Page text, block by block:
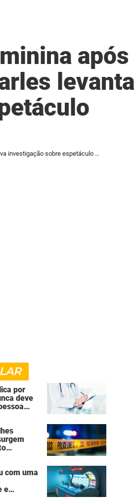
após
levanta
Morte trágica de soldado feminina após apresentação para o Rei Charles levanta nova investigação sobre espetáculo equestre
por
deve
matou
pessoas
com uma
e